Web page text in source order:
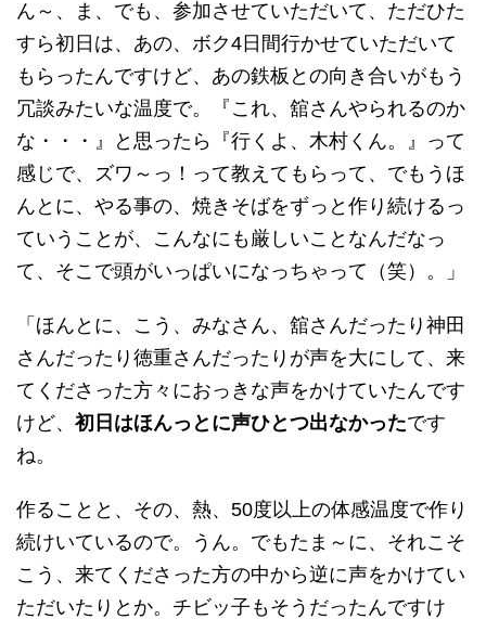
ん～、ま、でも、参加させていただいて、ただひた
すら初日は、あの、ボク4日間行かせていただいて
もらったんですけど、あの鉄板との向き合いがもう
冗談みたいな温度で。『これ、舘さんやられるのか
な・・・』と思ったら『行くよ、木村くん。』って
感じで、ズワ～っ！って教えてもらって、でもうほ
んとに、やる事の、焼きそばをずっと作り続けるっ
ていうことが、こんなにも厳しいことなんだなっ
て、そこで頭がいっぱいになっちゃって（笑）。」
「ほんとに、こう、みなさん、舘さんだったり神田
さんだったり徳重さんだったりが声を大にして、来
てくださった方々におっきな声をかけていたんです
けど、 初日はほんっとに声ひとつ出なかったです
ね。
作ることと、その、熱、50度以上の体感温度で作り
続けいているので。うん。でもたま～に、それこそ
こう、来てくださった方の中から逆に声をかけてい
ただいたりとか。チビッ子もそうだったんですけ